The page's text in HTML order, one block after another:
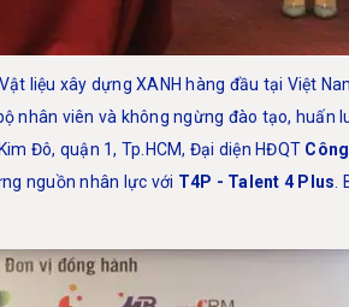
liệu xây dựng XANH hàng đầu tại Việt
nhân viên và không ngừng đào tạo, huấn
Đô, quận 1, Tp.HCM, Đại diện HĐQT
nguồn nhân lực với T4P - Talent 4 Plus